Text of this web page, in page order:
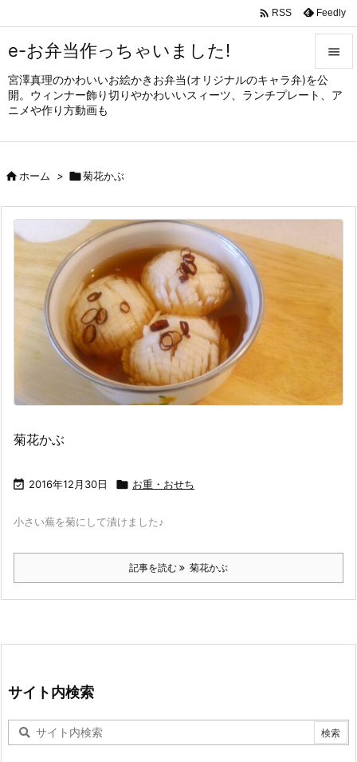
e-お弁当作っちゃいました!
宮澤真理のかわいいお絵かきお弁当(オリジナルのキャラ弁)を公
開。ウィンナー飾り切りやかわいいスィーツ、ランチプレート、ア
ニメや作り方動画も


メニュ
サイド

次へ
検索
 RSS Feedly
ホーム > 菊花かぶ
菊花かぶ
 2016年12月30日  お重・おせち
小さい蕪を菊にして漬けました♪
記事を読む 菊花かぶ
サイト内検索